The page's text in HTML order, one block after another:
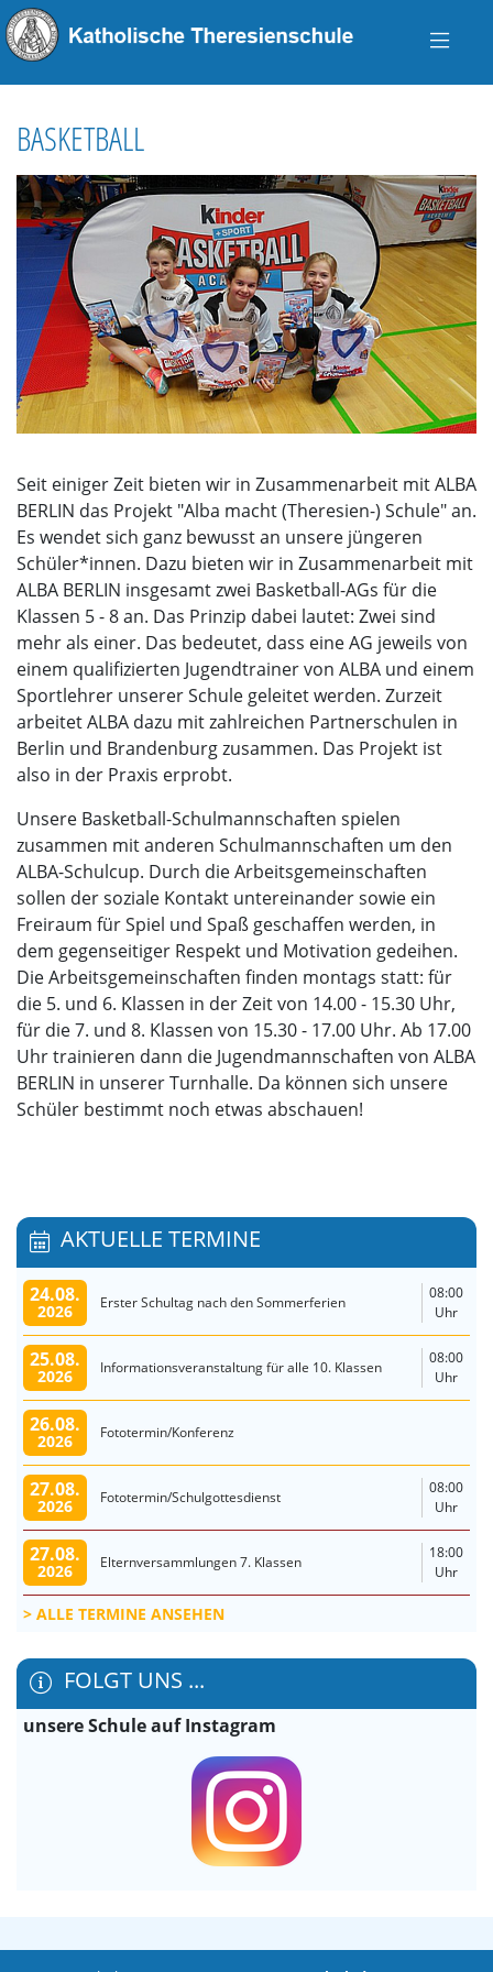
BASKETBALL
Seit einiger Zeit bieten wir in Zusammenarbeit mit ALBA
BERLIN das Projekt "Alba macht (Theresien-) Schule" an.
Es wendet sich ganz bewusst an unsere jüngeren
Schüler*innen. Dazu bieten wir in Zusammenarbeit mit
ALBA BERLIN insgesamt zwei Basketball-AGs für die
Klassen 5 - 8 an. Das Prinzip dabei lautet: Zwei sind
mehr als einer. Das bedeutet, dass eine AG jeweils von
einem qualifizierten Jugendtrainer von ALBA und einem
Sportlehrer unserer Schule geleitet werden. Zurzeit
arbeitet ALBA dazu mit zahlreichen Partnerschulen in
Berlin und Brandenburg zusammen. Das Projekt ist
also in der Praxis erprobt.
Unsere Basketball-Schulmannschaften spielen
zusammen mit anderen Schulmannschaften um den
ALBA-Schulcup. Durch die Arbeitsgemeinschaften
sollen der soziale Kontakt untereinander sowie ein
Freiraum für Spiel und Spaß geschaffen werden, in
dem gegenseitiger Respekt und Motivation gedeihen.
Die Arbeitsgemeinschaften finden montags statt: für
die 5. und 6. Klassen in der Zeit von 14.00 - 15.30 Uhr,
für die 7. und 8. Klassen von 15.30 - 17.00 Uhr. Ab 17.00
Uhr trainieren dann die Jugendmannschaften von ALBA
BERLIN in unserer Turnhalle. Da können sich unsere
Schüler bestimmt noch etwas abschauen!
AKTUELLE TERMINE
24.08.
2026 Erster Schultag nach den Sommerferien
08:00
Uhr
25.08.
2026 Informationsveranstaltung für alle 10. Klassen
08:00
Uhr
26.08.
2026 Fototermin/Konferenz
27.08.
2026 Fototermin/Schulgottesdienst
08:00
Uhr
27.08.
2026 Elternversammlungen 7. Klassen
18:00
Uhr
ALLE TERMINE ANSEHEN
FOLGT UNS ...
unsere Schule auf Instagram